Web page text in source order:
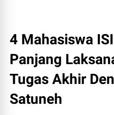
4 Mahasiswa
Panjang
Tugas Akhir
Satuneh